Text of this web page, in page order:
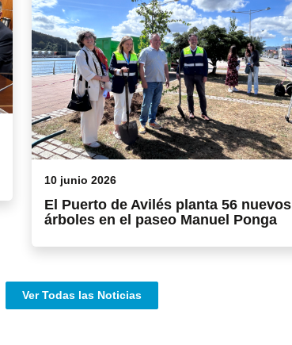
10 junio 2026
El Puerto de Avilés planta 56 nuevos
árboles en el paseo Manuel Ponga
Ver Todas las Noticias